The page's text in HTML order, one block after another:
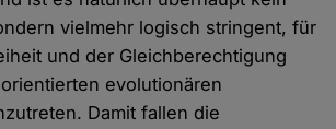
vielmehr logisch stringent, für
und der Gleichberechtigung
evolutionären
Damit fallen die